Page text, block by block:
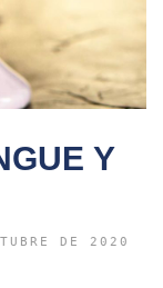
Y
DE 2020